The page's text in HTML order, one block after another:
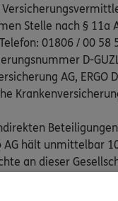
Stelle nach § 11a
01806 / 00 58
D-
AG, ERGO
hält unmittelbar
an dieser